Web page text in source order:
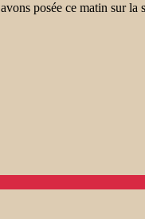
posée ce matin sur la